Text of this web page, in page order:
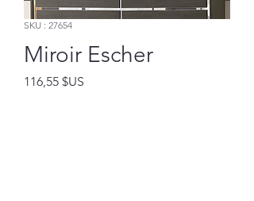
SKU : 27654
Miroir Escher
116,55 $US